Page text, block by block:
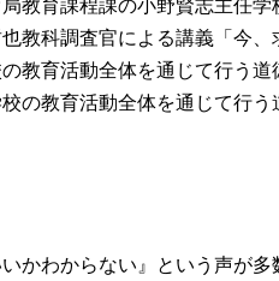
教育課程課の小野賢志主任学
教科調査官による講義「今、
教育活動全体を通じて行う道
の教育活動全体を通じて行う
かわからない』という声が多